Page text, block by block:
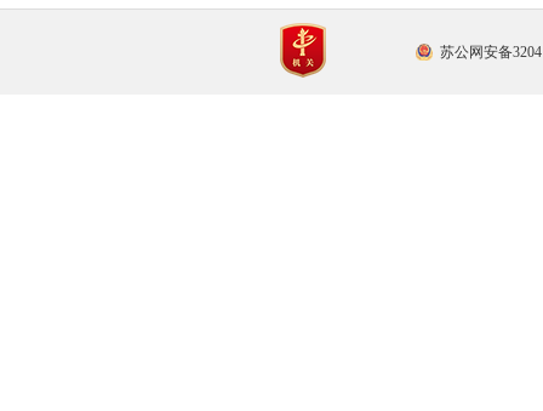
苏公网安备